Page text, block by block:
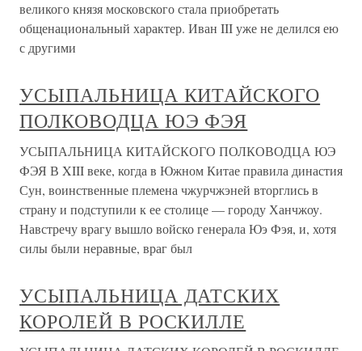
великого князя московского стала приобретать
общенациональный характер. Иван III уже не делился ею
с другими
УСЫПАЛЬНИЦА КИТАЙСКОГО
ПОЛКОВОДЦА ЮЭ ФЭЯ
УСЫПАЛЬНИЦА КИТАЙСКОГО ПОЛКОВОДЦА ЮЭ
ФЭЯ В XIII веке, когда в Южном Китае правила династия
Сун, воинственные племена чжурчжэней вторглись в
страну и подступили к ее столице — городу Ханчжоу.
Навстречу врагу вышло войско генерала Юэ Фэя, и, хотя
силы были неравные, враг был
УСЫПАЛЬНИЦА ДАТСКИХ
КОРОЛЕЙ В РОСКИЛЛЕ